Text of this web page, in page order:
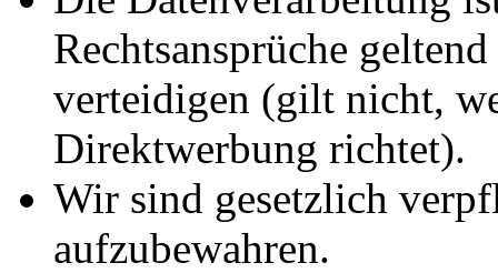
Rechtsansprüche
verteidigen (gilt nicht,
Direktwerbung richtet).
Wir sind gesetzlich
aufzubewahren.